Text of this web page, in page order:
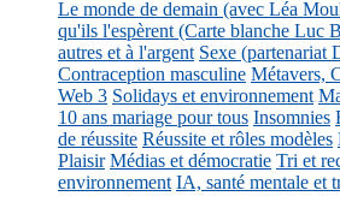
Le monde de demain (avec Léa
qu'ils l'espèrent (Carte blanche Luc
autres et à l'argent Sexe (partenariat
Contraception masculine Métavers,
Web 3 Solidays et environnement
10 ans mariage pour tous Insomnies
de réussite Réussite et rôles modèles
Plaisir Médias et démocratie Tri et
environnement IA, santé mentale et